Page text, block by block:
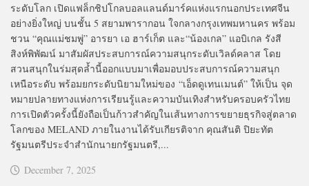
ระดับโลก เปิดแฟล็กชิปโกลบอลแลนด์มาร์คแห่งแรกนอกประเทศจีน
อย่างยิ่งใหญ่ บนชั้น 5 สยามพารากอน ใจกลางกรุงเทพมหานคร พร้อม
ชวน “คุณแม่ชมพู่” อารยา เอ ฮาร์เก็ต และ“น้องเกล” แอบิเกล รังสี
สิงห์พิพัฒน์ มาสัมผัสประสบการณ์ความสนุกระดับเวิลด์คลาส โดย
สวนสนุกในร่มสุดล้ำนี้ออกแบบมาเพื่อมอบประสบการณ์ความสนุก
เหนือระดับ พร้อมยกระดับนิยามใหม่ของ “เอ็ดดูเทนเมนต์” ให้เป็น จุด
หมายปลายทางแห่งการเรียนรู้และความบันเทิงสำหรับครอบครัวไทย
การเปิดตัวครั้งนี้ยังถือเป็นก้าวสำคัญในเส้นทางการขยายธุรกิจสู่ตลาด
โลกของ MELAND ภายในงานได้รับเกียรติจาก คุณสันติ ปิยะทัต
รัฐมนตรีประจำสำนักนายกรัฐมนตรี,...
December 7, 2025